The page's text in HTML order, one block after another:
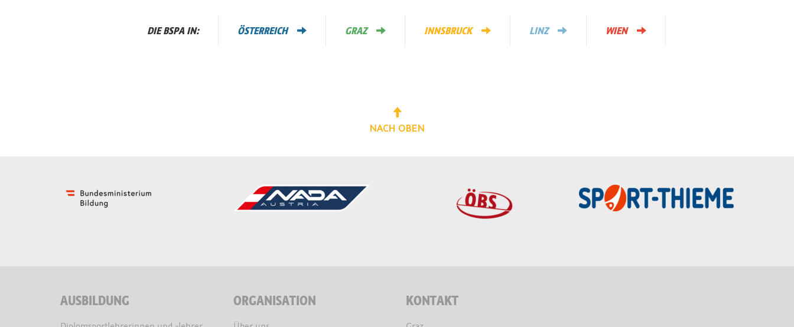
DIE BSPA IN: ÖSTERREICH GRAZ INNSBRUCK LINZ WIEN
NACH OBEN
AUSBILDUNG ORGANISATION KONTAKT